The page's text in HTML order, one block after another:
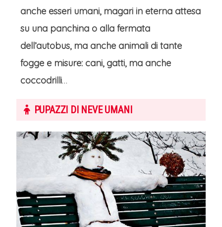
anche esseri umani, magari in eterna attesa
su una panchina o alla fermata
dell’autobus, ma anche animali di tante
fogge e misure: cani, gatti, ma anche
coccodrilli…
PUPAZZI DI NEVE UMANI